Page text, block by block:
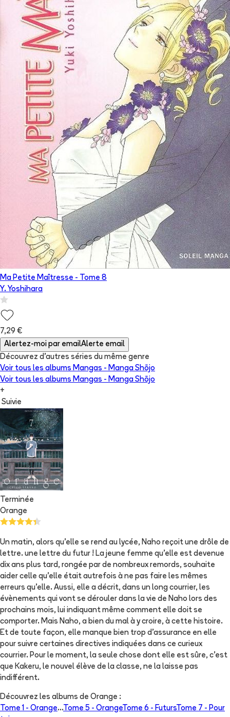
Ma Petite Maîtresse - Tome 8
Y. Yoshihara
7,29 €
Alertez-moi par emailAlerte email
Découvrez d'autres séries du même genre
Voir tous les albums Mangas - Manga Shōjo
Voir tous les albums Mangas - Manga Shōjo
+
Suivie
Terminée
Orange
Un matin, alors qu'elle se rend au lycée, Naho reçoit une drôle de
lettre. une lettre du futur ! La jeune femme qu'elle est devenue
dix ans plus tard, rongée par de nombreux remords, souhaite
aider celle qu'elle était autrefois à ne pas faire les mêmes
erreurs qu'elle. Aussi, elle a décrit, dans un long courrier, les
évènements qui vont se dérouler dans la vie de Naho lors des
prochains mois, lui indiquant même comment elle doit se
comporter. Mais Naho, a bien du mal à y croire, à cette histoire.
Et de toute façon, elle manque bien trop d'assurance en elle
pour suivre certaines directives indiquées dans ce curieux
courrier. Pour le moment, la seule chose dont elle est sûre, c'est
que Kakeru, le nouvel élève de la classe, ne la laisse pas
indifférent.
Découvrez les albums de Orange :
Tome 1 - Orange...Tome 5 - OrangeTome 6 - FutursTome 7 - Pour